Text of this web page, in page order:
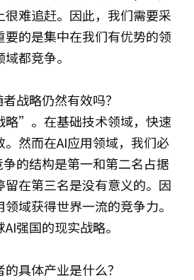
难追赶。因此，我们需要采
的是集中在我们有优势的领
都竞争。
战略仍然有效吗？
”。在基础技术领域，快速
然而在AI应用领域，我们必
的结构是第一和第二名占据
在第三名是没有意义的。因
域获得世界一流的竞争力。
强国的现实战略。
具体产业是什么？